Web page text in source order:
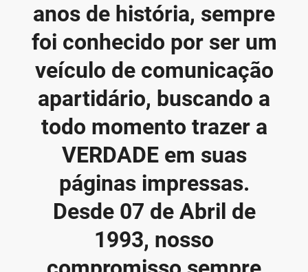
anos de história, sempre
foi conhecido por ser um
veículo de comunicação
apartidário, buscando a
todo momento trazer a
VERDADE em suas
páginas impressas.
Desde 07 de Abril de
1993, nosso